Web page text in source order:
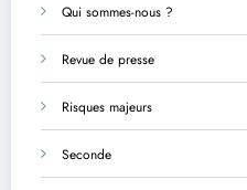
Qui sommes-nous ?
Revue de presse
Risques majeurs
Seconde